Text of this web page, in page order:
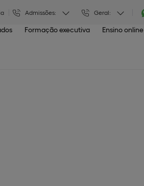
Admissões: Geral:
Formação executiva Ensino online